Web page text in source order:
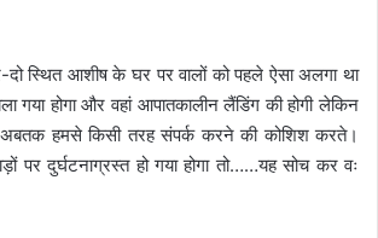
स्थित आशीष के घर पर वालों को पहले ऐसा अलगा था
गया होगा और वहां आपातकालीन लैंडिंग की होगी लेकिन
अबतक हमसे किसी तरह संपर्क करने की कोशिश करते।
पर दुर्घटनाग्रस्त हो गया होगा तो……यह सोच कर वः